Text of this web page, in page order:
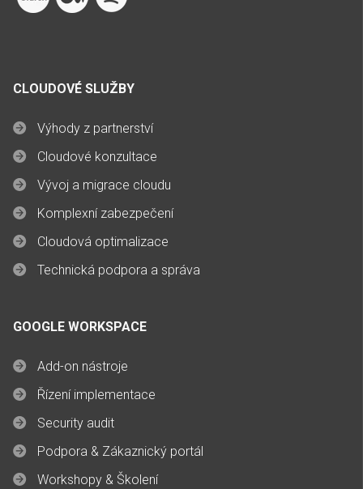
CLOUDOVÉ SLUŽBY
Výhody z partnerství
Cloudové konzultace
Vývoj a migrace cloudu
Komplexní zabezpečení
Cloudová optimalizace
Technická podpora a správa
GOOGLE WORKSPACE
Add-on nástroje
Řízení implementace
Security audit
Podpora & Zákaznický portál
Workshopy & Školení